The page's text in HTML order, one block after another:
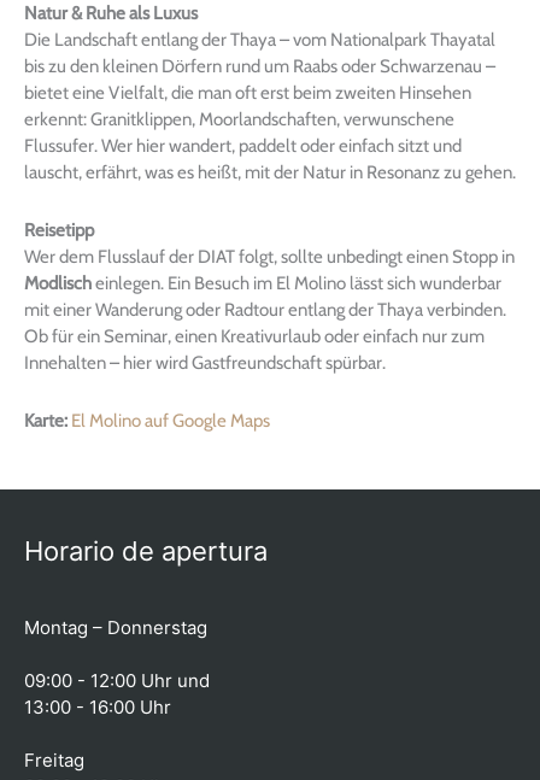
Natur & Ruhe als Luxus
Die Landschaft entlang der Thaya – vom Nationalpark Thayatal
bis zu den kleinen Dörfern rund um Raabs oder Schwarzenau –
bietet eine Vielfalt, die man oft erst beim zweiten Hinsehen
erkennt: Granitklippen, Moorlandschaften, verwunschene
Flussufer. Wer hier wandert, paddelt oder einfach sitzt und
lauscht, erfährt, was es heißt, mit der Natur in Resonanz zu gehen.
Reisetipp
Wer dem Flusslauf der DIAT folgt, sollte unbedingt einen Stopp in
Modlischeinlegen. Ein Besuch im El Molino lässt sich wunderbar
mit einer Wanderung oder Radtour entlang der Thaya verbinden.
Ob für ein Seminar, einen Kreativurlaub oder einfach nur zum
Innehalten – hier wird Gastfreundschaft spürbar.
Karte: El Molino auf Google Maps
Horario de apertura
Montag – Donnerstag
09:00 - 12:00 Uhr und
13:00 - 16:00 Uhr
Freitag